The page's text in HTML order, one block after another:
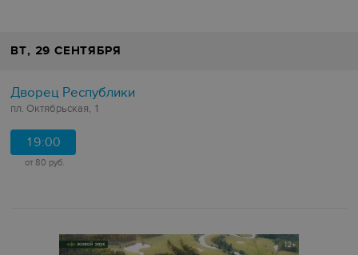
ВТ, 29 СЕНТЯБРЯ
Дворец Республики
пл. Октябрьская, 1
19:00
от 80 руб.